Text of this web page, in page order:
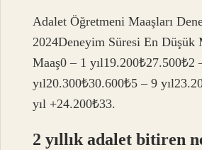
Adalet Öğretmeni Maaşları
2024Deneyim Süresi En Düşük
Maaş0 – 1 yıl19.200₺27.500₺2
yıl20.300₺30.600₺5 – 9
yıl +24.200₺33.
2 yıllık adalet bitiren